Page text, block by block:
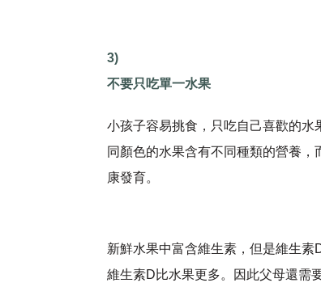
3)
不要只吃單一水果
小孩子容易挑食，只吃自己喜歡的
同顏色的水果含有不同種類的營養
康發育。
新鮮水果中富含維生素，但是維生
維生素D比水果更多。因此父母還需